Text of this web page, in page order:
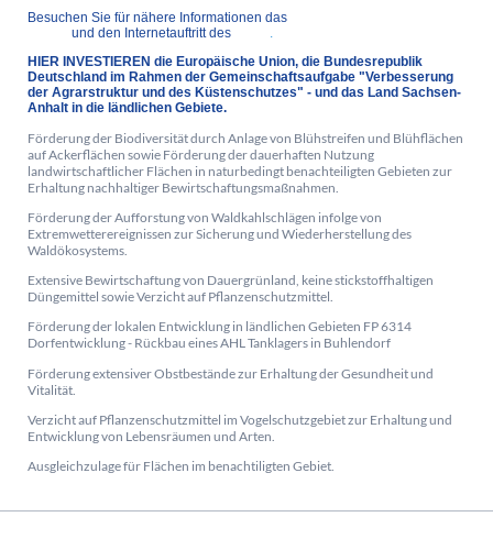
Besuchen Sie für nähere Informationen das
und den Internetauftritt des
.
HIER INVESTIEREN die Europäische Union, die Bundesrepublik
Deutschland im Rahmen der Gemeinschaftsaufgabe "Verbesserung
der Agrarstruktur und des Küstenschutzes" - und das Land Sachsen-
Anhalt in die ländlichen Gebiete.
Förderung der Biodiversität durch Anlage von Blühstreifen und Blühflächen
auf Ackerflächen sowie Förderung der dauerhaften Nutzung
landwirtschaftlicher Flächen in naturbedingt benachteiligten Gebieten zur
Erhaltung nachhaltiger Bewirtschaftungsmaßnahmen.
Förderung der Aufforstung von Waldkahlschlägen infolge von
Extremwetterereignissen zur Sicherung und Wiederherstellung des
Waldökosystems.
Extensive Bewirtschaftung von Dauergrünland, keine stickstoffhaltigen
Düngemittel sowie Verzicht auf Pflanzenschutzmittel.
Förderung der lokalen Entwicklung in ländlichen Gebieten FP 6314
Dorfentwicklung - Rückbau eines AHL Tanklagers in Buhlendorf
Förderung extensiver Obstbestände zur Erhaltung der Gesundheit und
Vitalität.
Verzicht auf Pflanzenschutzmittel im Vogelschutzgebiet zur Erhaltung und
Entwicklung von Lebensräumen und Arten.
Ausgleichzulage für Flächen im benachtiligten Gebiet.